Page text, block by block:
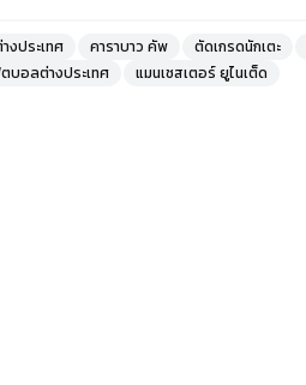
งประเทศ คาราบาว คัพ ตัดเกรดนักเตะ
บอลต่างประเทศ แมนเชสเตอร์ ยูไนเต็ด